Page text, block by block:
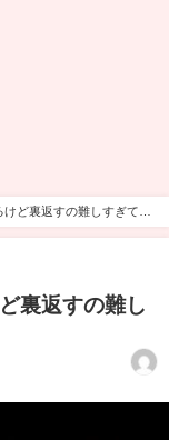
ど裏返すの難しすぎてワ
裏返すの難し